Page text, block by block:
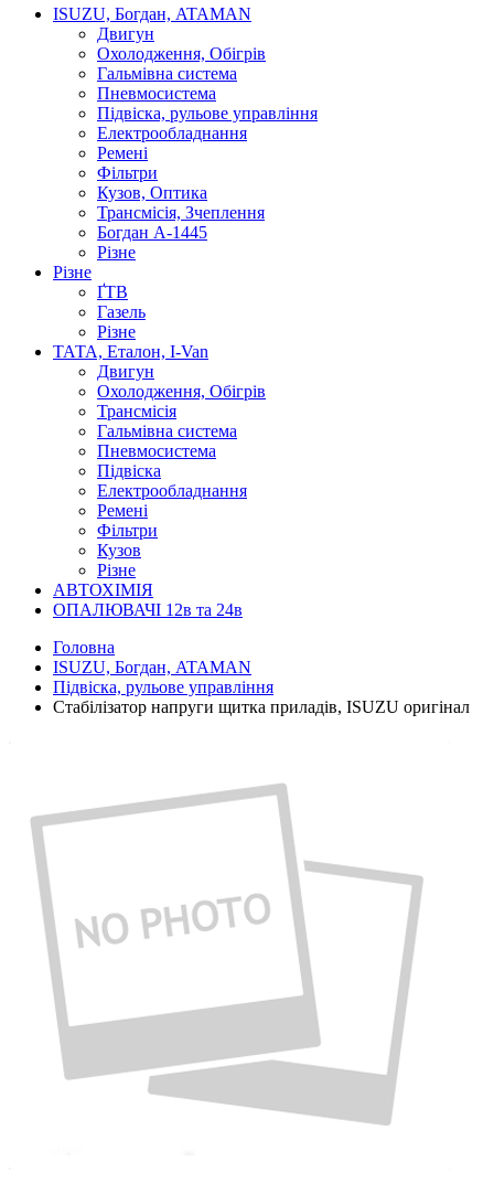
ISUZU, Богдан, ATAMAN
Двигун
Охолодження, Обігрів
Гальмівна система
Пневмосистема
Підвіска, рульове управління
Електрообладнання
Ремені
Фільтри
Кузов, Оптика
Трансмісія, Зчеплення
Богдан А-1445
Різне
Різне
ҐТВ
Газель
Різне
ТАТА, Еталон, I-Van
Двигун
Охолодження, Обігрів
Трансмісія
Гальмівна система
Пневмосистема
Підвіска
Електрообладнання
Ремені
Фільтри
Кузов
Різне
АВТОХІМІЯ
ОПАЛЮВАЧІ 12в та 24в
Головна
ISUZU, Богдан, ATAMAN
Підвіска, рульове управління
Стабілізатор напруги щитка приладів, ISUZU оригінал